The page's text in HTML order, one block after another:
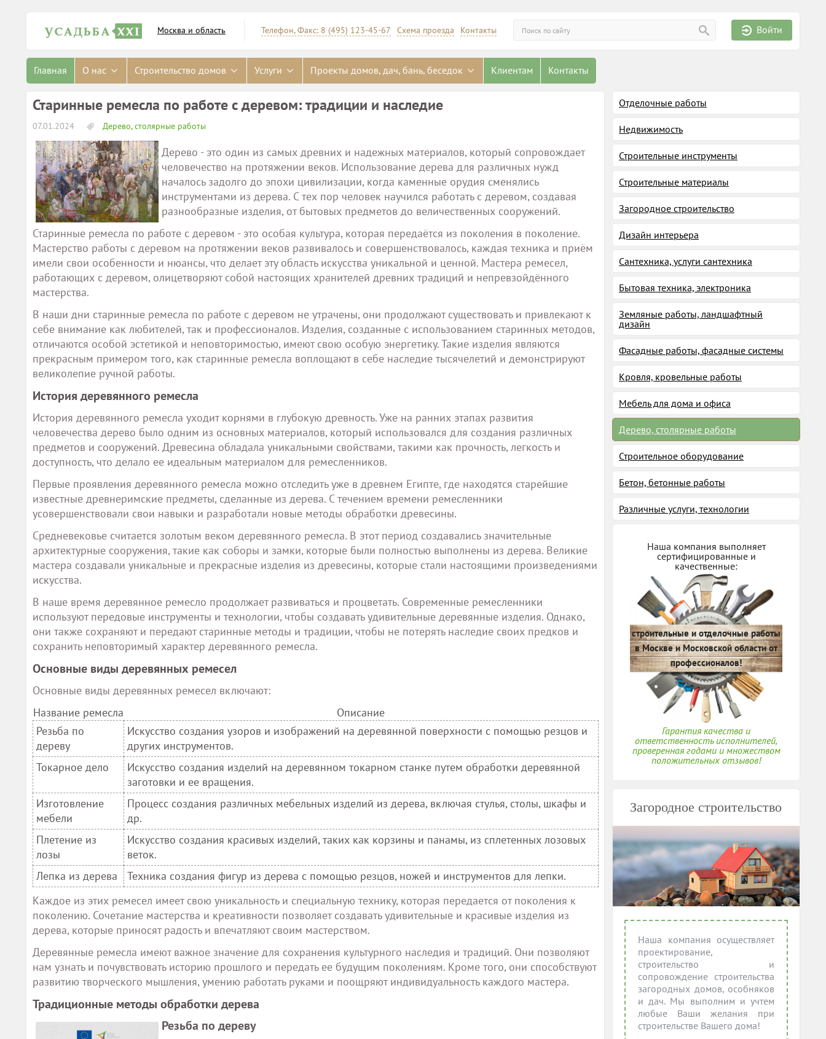
Войти
Искать
Телефон, Факс: 8 (495) 123-45-67 Схема проезда Контакты
Москва и область
Главная О нас Строительство домов Услуги Проекты домов, дач, бань, беседок Клиентам Контакты
Старинные ремесла по работе с деревом: традиции и наследие
07.01.2024 Дерево, столярные работы
Дерево - это один из самых древних и надежных материалов, который сопровождает
человечество на протяжении веков. Использование дерева для различных нужд
началось задолго до эпохи цивилизации, когда каменные орудия сменялись
инструментами из дерева. С тех пор человек научился работать с деревом, создавая
разнообразные изделия, от бытовых предметов до величественных сооружений.
Старинные ремесла по работе с деревом - это особая культура, которая передаётся из поколения в поколение.
Мастерство работы с деревом на протяжении веков развивалось и совершенствовалось, каждая техника и приём
имели свои особенности и нюансы, что делает эту область искусства уникальной и ценной. Мастера ремесел,
работающих с деревом, олицетворяют собой настоящих хранителей древних традиций и непревзойдённого
мастерства.
В наши дни старинные ремесла по работе с деревом не утрачены, они продолжают существовать и привлекают к
себе внимание как любителей, так и профессионалов. Изделия, созданные с использованием старинных методов,
отличаются особой эстетикой и неповторимостью, имеют свою особую энергетику. Такие изделия являются
прекрасным примером того, как старинные ремесла воплощают в себе наследие тысячелетий и демонстрируют
великолепие ручной работы.
История деревянного ремесла
История деревянного ремесла уходит корнями в глубокую древность. Уже на ранних этапах развития
человечества дерево было одним из основных материалов, который использовался для создания различных
предметов и сооружений. Древесина обладала уникальными свойствами, такими как прочность, легкость и
доступность, что делало ее идеальным материалом для ремесленников.
Первые проявления деревянного ремесла можно отследить уже в древнем Египте, где находятся старейшие
известные древнеримские предметы, сделанные из дерева. С течением времени ремесленники
усовершенствовали свои навыки и разработали новые методы обработки древесины.
Средневековье считается золотым веком деревянного ремесла. В этот период создавались значительные
архитектурные сооружения, такие как соборы и замки, которые были полностью выполнены из дерева. Великие
мастера создавали уникальные и прекрасные изделия из древесины, которые стали настоящими произведениями
искусства.
В наше время деревянное ремесло продолжает развиваться и процветать. Современные ремесленники
используют передовые инструменты и технологии, чтобы создавать удивительные деревянные изделия. Однако,
они также сохраняют и передают старинные методы и традиции, чтобы не потерять наследие своих предков и
сохранить неповторимый характер деревянного ремесла.
Основные виды деревянных ремесел
Основные виды деревянных ремесел включают:
Название ремесла
Описание
Резьба по
дереву
Искусство создания узоров и изображений на деревянной поверхности с помощью резцов и
других инструментов.
Токарное дело
Искусство создания изделий на деревянном токарном станке путем обработки деревянной
заготовки и ее вращения.
Изготовление
мебели
Процесс создания различных мебельных изделий из дерева, включая стулья, столы, шкафы и
др.
Плетение из
лозы
Искусство создания красивых изделий, таких как корзины и панамы, из сплетенных лозовых
веток.
Лепка из дерева
Техника создания фигур из дерева с помощью резцов, ножей и инструментов для лепки.
Каждое из этих ремесел имеет свою уникальность и специальную технику, которая передается от поколения к
поколению. Сочетание мастерства и креативности позволяет создавать удивительные и красивые изделия из
дерева, которые приносят радость и впечатляют своим мастерством.
Деревянные ремесла имеют важное значение для сохранения культурного наследия и традиций. Они позволяют
нам узнать и почувствовать историю прошлого и передать ее будущим поколениям. Кроме того, они способствуют
развитию творческого мышления, умению работать руками и поощряют индивидуальность каждого мастера.
Традиционные методы обработки дерева
Резьба по дереву
Отделочные работы
Недвижимость
Строительные инструменты
Строительные материалы
Загородное строительство
Дизайн интерьера
Сантехника, услуги сантехника
Бытовая техника, электроника
Земляные работы, ландшафтный
дизайн
Фасадные работы, фасадные системы
Кровля, кровельные работы
Мебель для дома и офиса
Дерево, столярные работы
Строительное оборудование
Бетон, бетонные работы
Различные услуги, технологии
Наша компания выполняет
сертифицированные и
качественные:
строительные и отделочные работы
в Москве и Московской области от
профессионалов!
Гарантия качества и
ответственность исполнителей,
проверенная годами и множеством
положительных отзывов!
Загородное строительство
Наша компания осуществляет
проектирование,
строительство и
сопровождение строительства
загородных домов, особняков
и дач. Мы выполним и учтем
любые Ваши желания при
строительстве Вашего дома!